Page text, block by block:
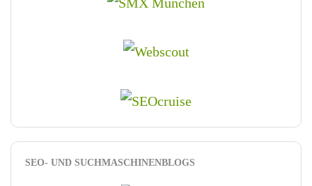
SEO- UND SUCHMASCHINENBLOGS